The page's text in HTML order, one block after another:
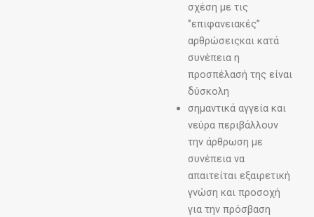
σχέση με τις
‘’επιφανειακές’’
αρθρώσειςκαι κατά
συνέπεια η
προσπέλασή της είναι
δύσκολη
σημαντικά αγγεία και
νεύρα περιβάλλουν
την άρθρωση με
συνέπεια να
απαιτείται εξαιρετική
γνώση και προσοχή
για την πρόσβαση